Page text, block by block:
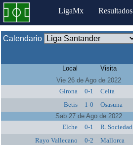
LigaMx Resultados
Calendario
Local Visita
Vie 26 de Ago de 2022
Girona
0-1 Celta
Betis
1-0 Osasuna
Sab 27 de Ago de 2022
Elche
0-1 R. Sociedad
Rayo Vallecano
0-2 Mallorca